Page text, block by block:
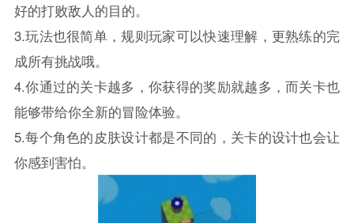
好的打败敌人的目的。
3.玩法也很简单，规则玩家可以快速理解，更熟练的完
成所有挑战哦。
4.你通过的关卡越多，你获得的奖励就越多，而关卡也
能够带给你全新的冒险体验。
5.每个角色的皮肤设计都是不同的，关卡的设计也会让
你感到害怕。